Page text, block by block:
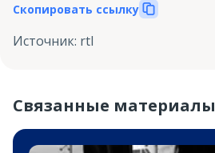
Скопировать ссылку
Источник: rtl
Связанные материалы